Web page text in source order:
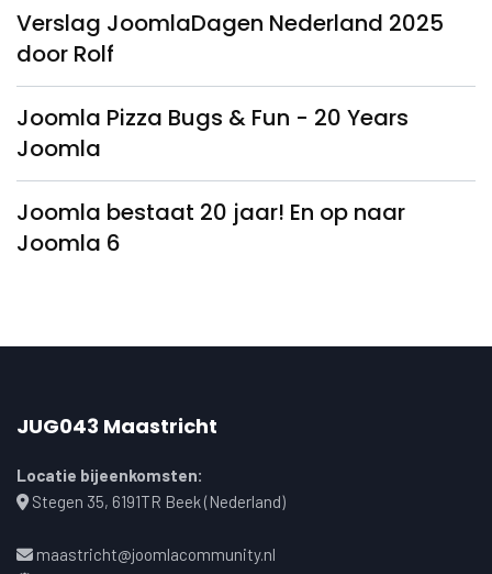
Verslag JoomlaDagen Nederland 2025
door Rolf
Joomla Pizza Bugs & Fun - 20 Years
Joomla
Joomla bestaat 20 jaar! En op naar
Joomla 6
JUG043 Maastricht
Locatie bijeenkomsten:
Stegen 35, 6191TR Beek (Nederland)
maastricht@joomlacommunity.nl